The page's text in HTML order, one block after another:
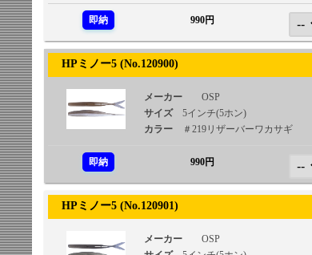
即納 990円
HPミノー5 (No.120900)
メーカー
OSP
サイズ
5インチ(5ホン)
カラー
＃219リザーバーワカサギ
即納 990円
HPミノー5 (No.120901)
メーカー
OSP